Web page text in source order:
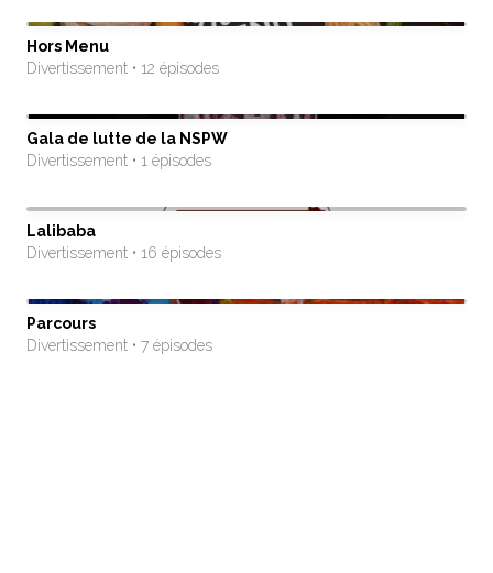
Hors Menu
Divertissement • 12 épisodes
Gala de lutte de la NSPW
Divertissement • 1 épisodes
Lalibaba
Divertissement • 16 épisodes
Parcours
Divertissement • 7 épisodes